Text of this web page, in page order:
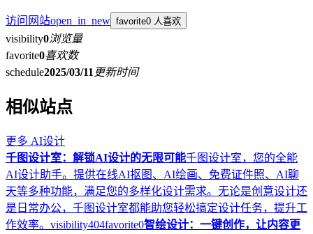
访问网站open_in_new favorite0 人喜欢
visibility0浏览量
favorite0喜欢数
schedule2025/03/11 更新时间
相似站点
更多 AI设计
千图设计室：解锁AI设计的无限可能千图设计室，您的全能
AI设计助手。提供在线AI抠图、AI绘画、免费证件照、AI聊
天等多种功能，满足您的多样化设计需求。无论是创意设计还
是日常办公，千图设计室都能助您轻松搞定设计任务，提升工
作效率。 visibility404favorite0智绘设计：一键创作，让内容更